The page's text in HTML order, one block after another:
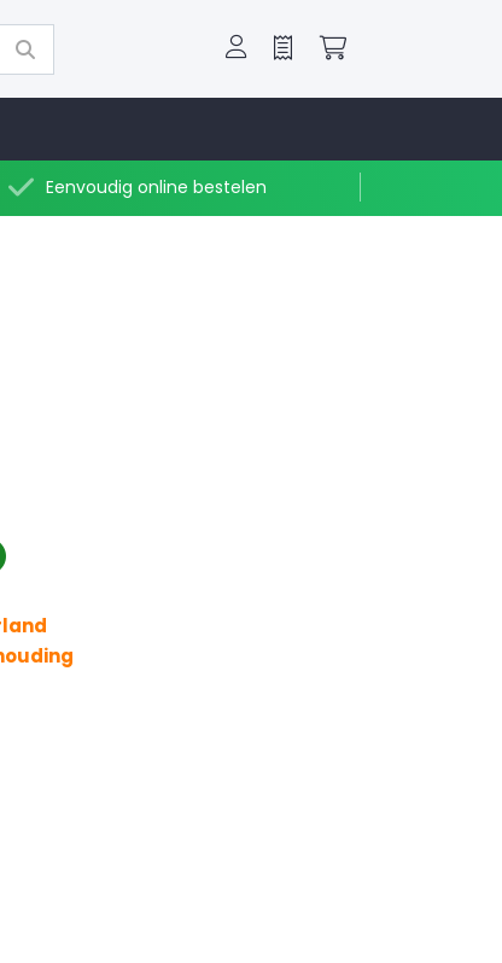
OfferteWinkelwagen
Eenvoudig online bestelen